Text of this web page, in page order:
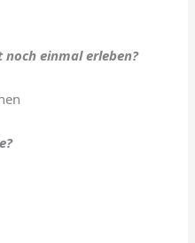
einmal erleben?